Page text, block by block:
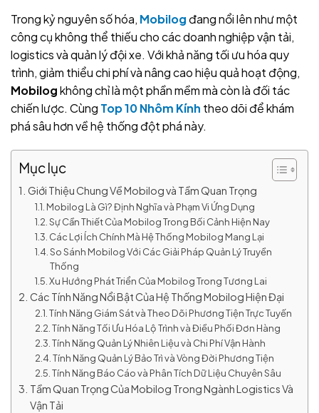
Trong kỷ nguyên số hóa, Mobilog đang nổi lên như một
công cụ không thể thiếu cho các doanh nghiệp vận tải,
logistics và quản lý đội xe. Với khả năng tối ưu hóa quy
trình, giảm thiểu chi phí và nâng cao hiệu quả hoạt động,
Mobilogkhông chỉ là một phần mềm mà còn là đối tác
chiến lược. Cùng Top 10 Nhôm Kính theo dõi để khám
phá sâu hơn về hệ thống đột phá này.
Mục lục
Giới Thiệu Chung Về Mobilog và Tầm Quan Trọng
Mobilog Là Gì? Định Nghĩa và Phạm Vi Ứng Dụng
Sự Cần Thiết Của Mobilog Trong Bối Cảnh Hiện Nay
Các Lợi Ích Chính Mà Hệ Thống Mobilog Mang Lại
So Sánh Mobilog Với Các Giải Pháp Quản Lý Truyền
Thống
Xu Hướng Phát Triển Của Mobilog Trong Tương Lai
Các Tính Năng Nổi Bật Của Hệ Thống Mobilog Hiện Đại
Tính Năng Giám Sát và Theo Dõi Phương Tiện Trực Tuyến
Tính Năng Tối Ưu Hóa Lộ Trình và Điều Phối Đơn Hàng
Tính Năng Quản Lý Nhiên Liệu và Chi Phí Vận Hành
Tính Năng Quản Lý Bảo Trì và Vòng Đời Phương Tiện
Tính Năng Báo Cáo và Phân Tích Dữ Liệu Chuyên Sâu
Tầm Quan Trọng Của Mobilog Trong Ngành Logistics Và
Vận Tải